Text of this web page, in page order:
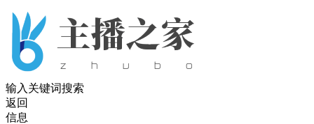
输入关键词搜索
返回
信息